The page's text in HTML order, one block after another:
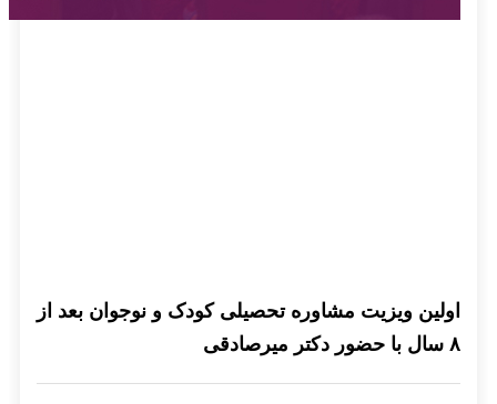
اولین ویزیت مشاوره تحصیلی کودک و نوجوان بعد از